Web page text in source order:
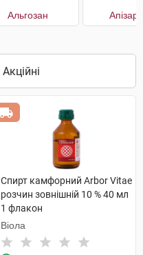
Альгозан
Спирт камфорний Arbor Vitae
розчин зовнішній 10 % 40 мл
1 флакон
Віола